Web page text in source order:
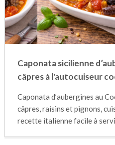
Caponata sicilienne
câpres à l'autocuiseur
Caponata d’aubergines au
câpres, raisins et pignons,
recette italienne facile à